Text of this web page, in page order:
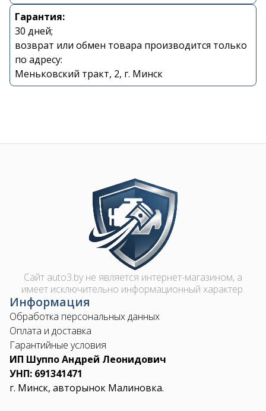
Гарантия:
30 дней;
возврат или обмен товара производится только
по адресу:
Меньковский тракт, 2, г. Минск
shupik21@bk.ru
Image
Сайт auto3.by не является интернет-магазином, а
имеет исключительно информационный характер.
Информация
Обработка персональных данных
Оплата и доставка
Гарантийные условия
ИП Шуппо Андрей Леонидович
УНП: 691341471
г. Минск, авторынок Малиновка.